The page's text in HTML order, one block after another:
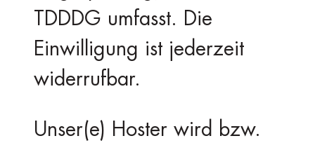
TDDDG umfasst. Die
Einwilligung ist jederzeit
widerrufbar.
Unser(e) Hoster wird bzw.